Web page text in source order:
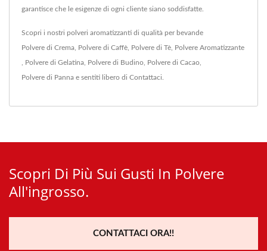
garantisce che le esigenze di ogni cliente siano soddisfatte.
Scopri i nostri polveri aromatizzanti di qualità per bevande
Polvere di Crema Polvere di Caffè Polvere di Tè Polvere Aromatizzante
Polvere di Gelatina Polvere di Budino Polvere di Cacao
Polvere di Panna e sentiti libero di Contattaci
Scopri Di Più Sui Gusti In Polvere
All'ingrosso.
CONTATTACI ORA!!